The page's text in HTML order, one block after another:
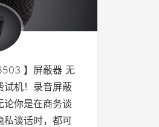
】屏蔽器 无
试机！录音屏蔽
论你是在商务谈
私谈话时，都可